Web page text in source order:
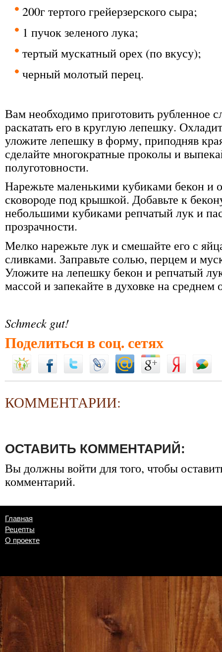
200г тертого грейерзерского сыра;
1 пучок зеленого лука;
тертый мускатный орех (по вкусу);
черный молотый перец.
Вам необходимо приготовить рубленное
раскатать его в круглую лепешку.
уложите лепешку в форму, приподняв
сделайте многократные проколы и
полуготовности.
Нарежьте маленькими кубиками бекон и
сковороде под крышкой. Добавьте к
небольшими кубиками репчатый лук и
прозрачности.
Мелко нарежьте лук и смешайте его с
сливками. Заправьте солью, перцем и
Уложите на лепешку бекон и репчатый
массой и запекайте в духовке на среднем
Schmeck gut!
Поделиться в соц. сетях
КОММЕНТАРИИ:
ОСТАВИТЬ КОММЕНТАРИЙ:
Вы должнывойтидля того, чтобы
комментарий.
Главная
Рецепты
О проекте